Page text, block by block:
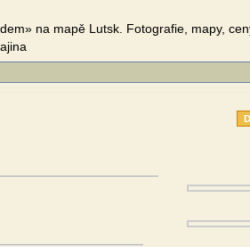
na mapě Lutsk. Fotografie, mapy,